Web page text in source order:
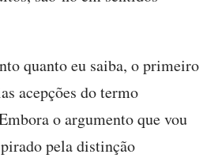
quanto eu saiba, o primeiro
acepções do termo
o argumento que vou
pela distinção